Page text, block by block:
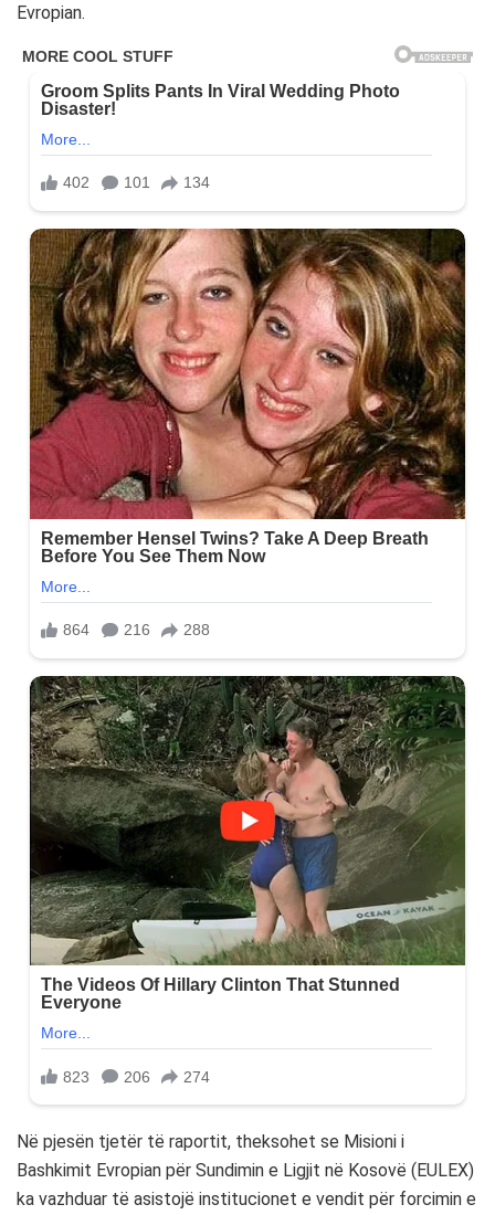
Evropian.
Në pjesën tjetër të raportit, theksohet se Misioni i
Bashkimit Evropian për Sundimin e Ligjit në Kosovë (EULEX)
ka vazhduar të asistojë institucionet e vendit për forcimin e